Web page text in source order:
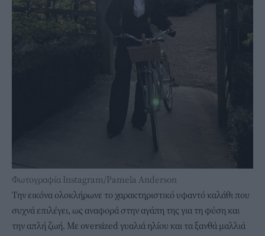
Φωτογραφία Instagram/Pamela Anderson
Την εικόνα ολοκλήρωνε το χαρακτηριστικό υφαντό καλάθι που
συχνά επιλέγει, ως αναφορά στην αγάπη της για τη φύση και
την απλή ζωή. Με oversized γυαλιά ηλίου και τα ξανθά μαλλιά